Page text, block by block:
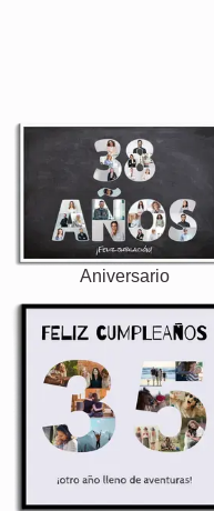
Aniversario